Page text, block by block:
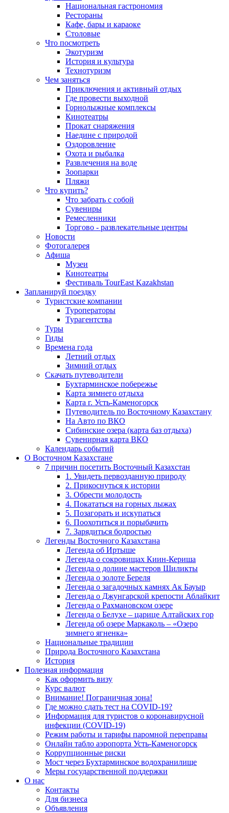
Национальная гастрономия
Рестораны
Кафе, бары и караоке
Столовые
Что посмотреть
Экотуризм
История и культура
Технотуризм
Чем заняться
Приключения и активный отдых
Где провести выходной
Горнолыжные комплексы
Кинотеатры
Прокат снаряжения
Наедине с природой
Оздоровление
Охота и рыбалка
Развлечения на воде
Зоопарки
Пляжи
Что купить?
Что забрать с собой
Сувениры
Ремесленники
Торгово - развлекательные центры
Новости
Фотогалерея
Афиша
Музеи
Кинотеатры
Фестиваль TourEast Kazakhstan
Запланируй поездку
Туристские компании
Туроператоры
Турагентства
Туры
Гиды
Времена года
Летний отдых
Зимний отдых
Скачать путеводители
Бухтарминское побережье
Карта зимнего отдыха
Карта г. Усть-Каменогорск
Путеводитель по Восточному Казахстану
На Авто по ВКО
Сибинские озера (карта баз отдыха)
Сувенирная карта ВКО
Календарь событий
О Восточном Казахстане
7 причин посетить Восточный Казахстан
1. Увидеть первозданную природу
2. Прикоснуться к истории
3. Обрести молодость
4. Покататься на горных лыжах
5. Позагорать и искупаться
6. Поохотиться и порыбачить
7. Зарядиться бодростью
Легенды Восточного Казахстана
Легенда об Иртыше
Легенда о сокровищах Киин-Кериша
Легенда о долине мастеров Шиликты
Легенда о золоте Береля
Легенда о загадочных камнях Ак Бауыр
Легенда о Джунгарской крепости Аблайкит
Легенда о Рахмановском озере
Легенда о Белухе – царице Алтайских гор
Легенда об озере Маркаколь – «Озеро
зимнего ягненка»
Национальные традиции
Природа Восточного Казахстана
История
Полезная информация
Как оформить визу
Курс валют
Внимание! Пограничная зона!
Где можно сдать тест на COVID-19?
Информация для туристов о коронавирусной
инфекции (COVID-19)
Режим работы и тарифы паромной переправы
Онлайн табло аэропорта Усть-Каменогорск
Коррупционные риски
Мост через Бухтарминское водохранилище
Меры государственной поддержки
О нас
Контакты
Для бизнеса
Объявления